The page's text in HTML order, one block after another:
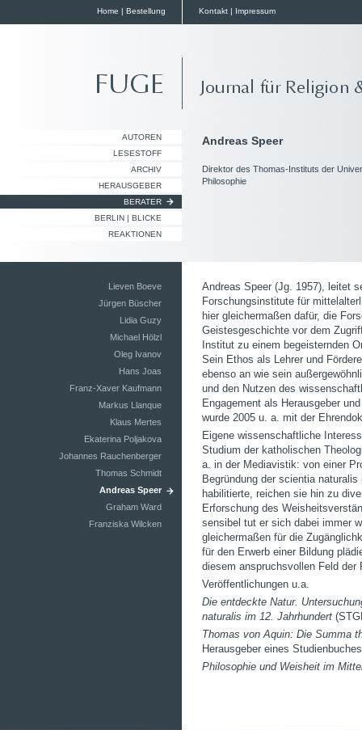
Home | Bestellung Kontakt | Impressum
AUTOREN
LESESTOFF
ARCHIV
HERAUSGEBER
BERATER
BERLIN | BLICKE
REAKTIONEN
Andreas Speer
Direktor des Thomas-Instituts der
Philosophie
Lieven Boeve
Jürgen Büscher
Lidia Guzy
Michael Hölzl
Oleg Ivanov
Hans Joas
Franz-Xaver Kaufmann
Markus Llanque
Klaus Mertes
Ekaterina Poljakova
Johannes Rauchenberger
Thomas Schmidt
Andreas Speer
Graham Ward
Franziska Wilcken
Andreas Speer (Jg. 1957), leitet
Forschungsinstitute für
hier gleichermaßen dafür, die
Geistesgeschichte vor dem
Institut zu einem begeisternden
Sein Ethos als Lehrer und
ebenso an wie sein
und den Nutzen des
Engagement als Herausgeber
wurde 2005 u. a. mit der
Eigene wissenschaftliche
Studium der katholischen
a. in der Mediavistik: von einer
Begründung der scientia
habilitierte, reichen sie hin zu
Erforschung des
sensibel tut er sich dabei immer
gleichermaßen für die
für den Erwerb einer Bildung
diesem anspruchsvollen Feld
Veröffentlichungen u.a.
Die entdeckte Natur.
naturalis im 12. Jahrhundert
Thomas von Aquin: Die Summa
Herausgeber eines
Philosophie und Weisheit im